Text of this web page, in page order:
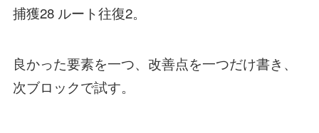
捕獲28 ルート往復2。
良かった要素を一つ、改善点を一つだけ書き、
次ブロックで試す。